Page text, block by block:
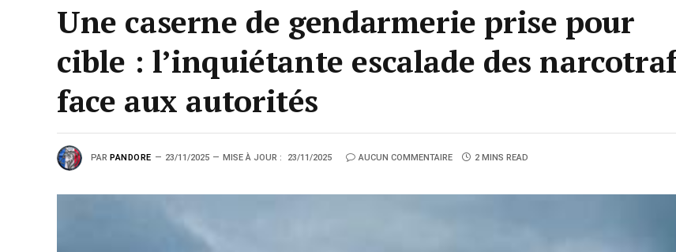
Une caserne de gendarmerie prise pour
cible : l’inquiétante escalade des
face aux autorités
PAR PANDORE 23/11/2025 MISE À JOUR : 23/11/2025 AUCUN COMMENTAIRE 2 MINS READ